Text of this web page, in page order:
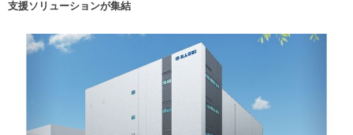
支援ソリューションが集結